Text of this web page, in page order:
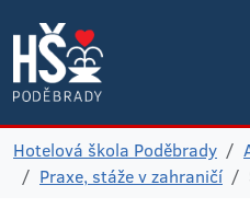
Hotelová škola Poděbrady
Praxe, stáže v zahraničí